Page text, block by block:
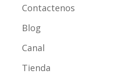
Contactenos
Blog
Canal
Tienda